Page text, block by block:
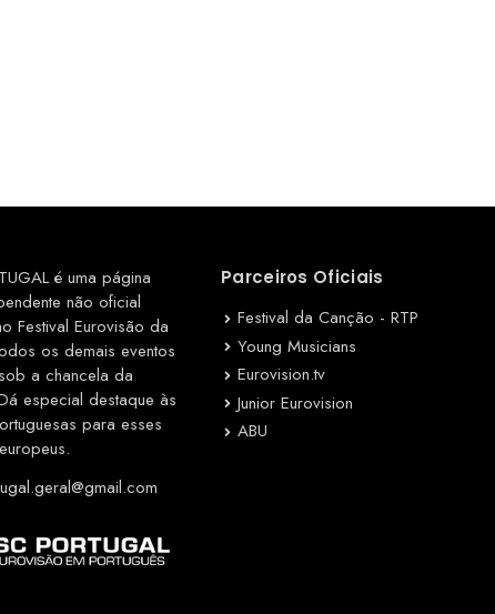
é uma página
não oficial
Festival Eurovisão da
os demais eventos
a chancela da
especial destaque às
para esses
Parceiros Oficiais
Festival da Canção - RTP
Young Musicians
Eurovision.tv
Junior Eurovision
ABU